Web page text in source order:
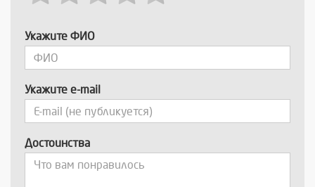
Укажите ФИО
Укажите e-mail
Достоинства